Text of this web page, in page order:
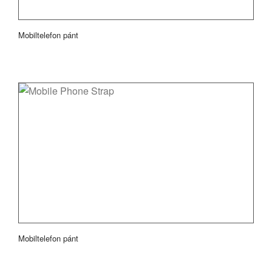
Mobiltelefon pánt
Mobiltelefon pánt